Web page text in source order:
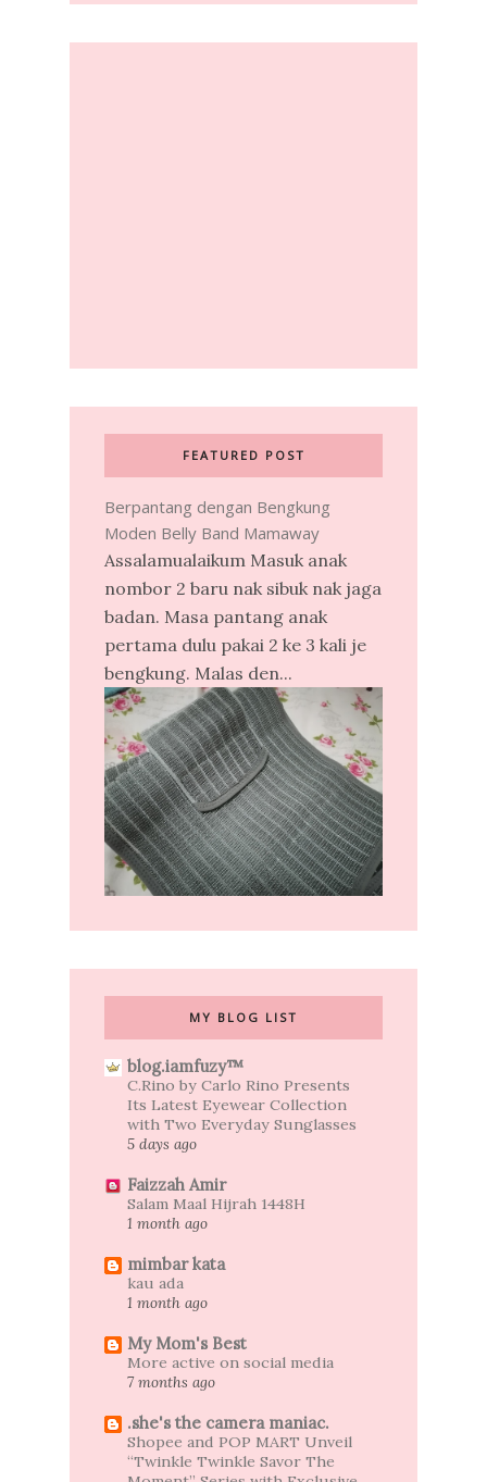
FEATURED POST
Berpantang dengan Bengkung
Moden Belly Band Mamaway
Assalamualaikum Masuk anak
nombor 2 baru nak sibuk nak jaga
badan. Masa pantang anak
pertama dulu pakai 2 ke 3 kali je
bengkung. Malas den...
MY BLOG LIST
blog.iamfuzy™
C.Rino by Carlo Rino Presents
Its Latest Eyewear Collection
with Two Everyday Sunglasses
5 days ago
Faizzah Amir
Salam Maal Hijrah 1448H
1 month ago
mimbar kata
kau ada
1 month ago
My Mom's Best
More active on social media
7 months ago
.she's the camera maniac.
Shopee and POP MART Unveil
“Twinkle Twinkle Savor The